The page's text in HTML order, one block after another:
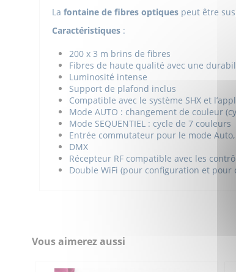
La fontaine de fibres optiques peut être
Caractéristiques :
200 x 3 m brins de fibres
Fibres de haute qualité avec une
Luminosité intense
Support de plafond inclus
Compatible avec le système SHX et
Mode AUTO : changement de couleur
Mode SEQUENTIEL : cycle de 7 couleurs
Entrée commutateur pour le mode Auto,
DMX
Récepteur RF compatible avec les
Double WiFi (pour configuration et pour
Fontaine Luminea - Manuel
Vous aimerez aussi